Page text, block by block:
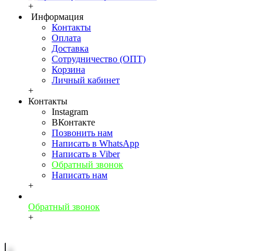
+
Информация
Контакты
Оплата
Доставка
Сотрудничество (ОПТ)
Корзина
Личный кабинет
+
Контакты
Instagram
ВКонтакте
Позвонить нам
Написать в WhatsApp
Написать в Viber
Обратный звонок
Написать нам
+
Обратный звонок
+